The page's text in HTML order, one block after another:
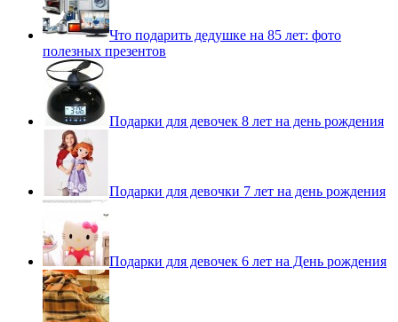
Что подарить дедушке на 85 лет: фото
полезных презентов
Подарки для девочек 8 лет на день рождения
Подарки для девочки 7 лет на день рождения
Подарки для девочек 6 лет на День рождения